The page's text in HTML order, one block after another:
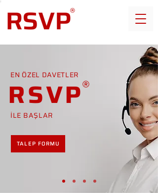
EN ÖZEL DAVETLER
RSVP
İLE BAŞLAR
TALEP FORMU